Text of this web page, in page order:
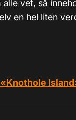
vet, så
en hel liten